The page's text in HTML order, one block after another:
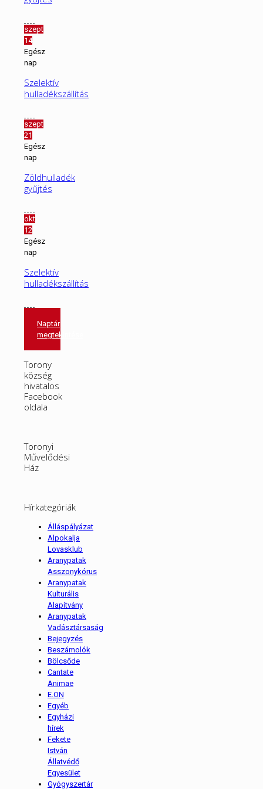
szept
14
Egész
nap
Szelektív
hulladékszállítás
szept
21
Egész
nap
Zöldhulladék
gyűjtés
okt
12
Egész
nap
Szelektív
hulladékszállítás
Naptár
megtekintése
Torony
község
hivatalos
Facebook
oldala
Toronyi
Művelődési
Ház
Hírkategóriák
Álláspályázat
Alpokalja
Lovasklub
Aranypatak
Asszonykórus
Aranypatak
Kulturális
Alapítvány
Aranypatak
Vadásztársaság
Bejegyzés
Beszámolók
Bölcsőde
Cantate
Animae
E.ON
Egyéb
Egyházi
hírek
Fekete
István
Állatvédő
Egyesület
Gyógyszertár